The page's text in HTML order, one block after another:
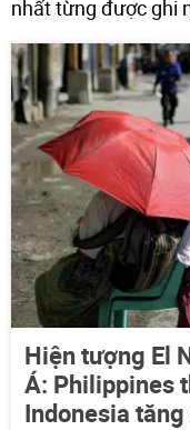
nhất từng được ghi
Hiện tượng El
Á: Philippines
Indonesia